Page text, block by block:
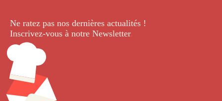
Ne ratez pas nos dernières actualités !
Inscrivez-vous à notre Newsletter.